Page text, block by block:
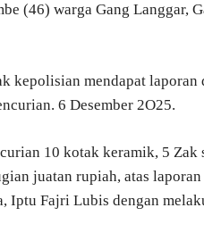
(46) warga Gang Langgar,
kepolisian mendapat laporan
6 Desember 2O25.
10 kotak keramik, 5 Zak
juatan rupiah, atas
Iptu Fajri Lubis dengan